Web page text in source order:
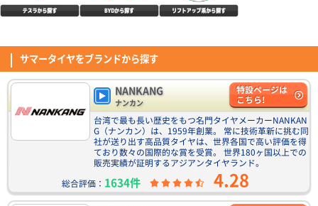
サマータイヤをブランドから探す
NANKANG
ナンカン
台湾で最も長い歴史をもつ名門タイヤメーカーNANKAN
G（ナンカン）は、1959年創業。 常に技術革新に挑む同
社が送り出す高品質タイヤは、世界各国で高い評価を得
ており数々の国際的な賞を受賞。 世界180ヶ国以上での
販売実績が証明するアジアンタイヤランド。
総合評価： 1634件 4.28
特設ページは
こちら!
DAVANTI ECOURA HP1 195/65R15 91H
4.40点(11件)
7,110円
NANKANG NA-1 195/65R15 91H
4.54点(74件)
6,590円
CEAT SecuraDrive 195/65R15 91V
DUNLOP DIREZZA DZ102 205/45R17 84W
(5.00点)ko0*******さん
ENVOY TORDERA H/T 225/60R18 104V XL
タイヤ交換して日は経ってませんが ドライ性能はいいと思います。 以前は
MICHELIN CROSSCLIMATE SUVを装着していましたが、あまり変わりなく
問題ないと思います。 ロードノイズに関しては若干気になるかなーとは思
いますが 概ね問題ありません。音楽をかけていれば気にならないかと。 耐
久性は分かりませんが、値段の安さを考えたら良い商品だと思います。
(4.42点) hir*******さん
ENVOY MOTIVA UHP 255/35R19 96Y XL
純正のPOTENZAランフラットがパンクし緊急で交換。 当然ステアリングは
軽い方向に変化したものの 空気圧を合わせていくと軽快さとしっとりした
乗り心地・グリップ感が快適に感じた。 新東名120km区間での追い越しや
峠道でも不安な場面は無かった。 ライフは不明だが、合計で十数万になる
(5.00点)jun5さん